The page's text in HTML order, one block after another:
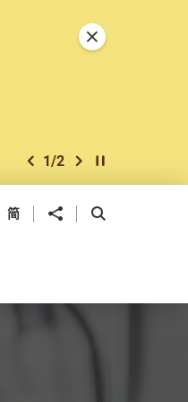
上一個
1/2 下一個開始/暫停幻燈
關閉特別通告
简 分享到 開啟搜尋框